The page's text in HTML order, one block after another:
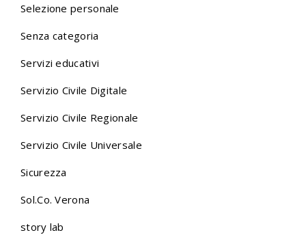
Selezione personale
Senza categoria
Servizi educativi
Servizio Civile Digitale
Servizio Civile Regionale
Servizio Civile Universale
Sicurezza
Sol.Co. Verona
story lab